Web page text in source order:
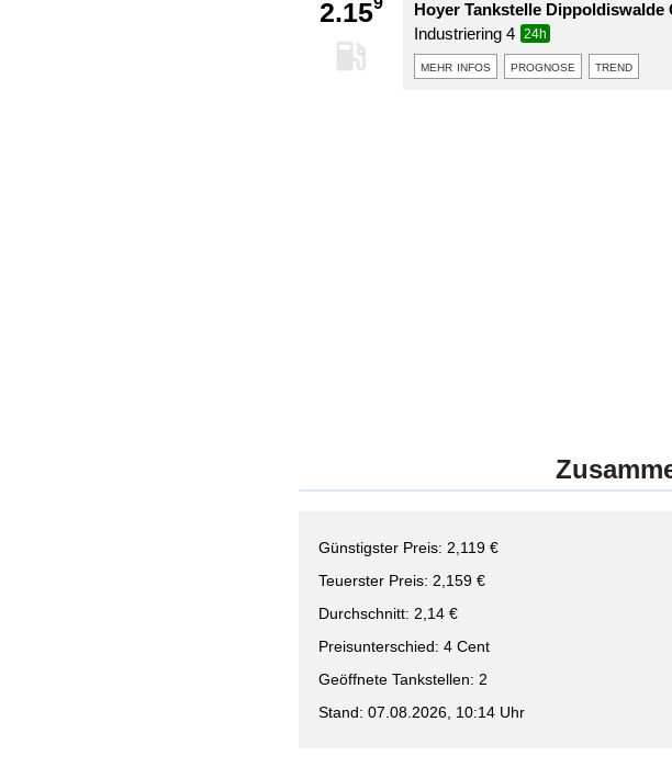
2.15
Hoyer Tankstelle Dippoldiswalde
Industriering 4
24h
mehr infos prognose trend
Günstigster Preis: 2,119 €
Teuerster Preis: 2,159 €
Durchschnitt: 2,14 €
Preisunterschied: 4 Cent
Geöffnete Tankstellen: 2
Stand: 07.08.2026, 10:14 Uhr